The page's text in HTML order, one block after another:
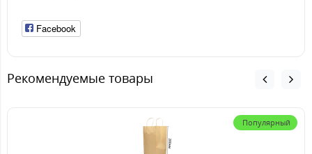
Facebook
Рекомендуемые товары
Популярный